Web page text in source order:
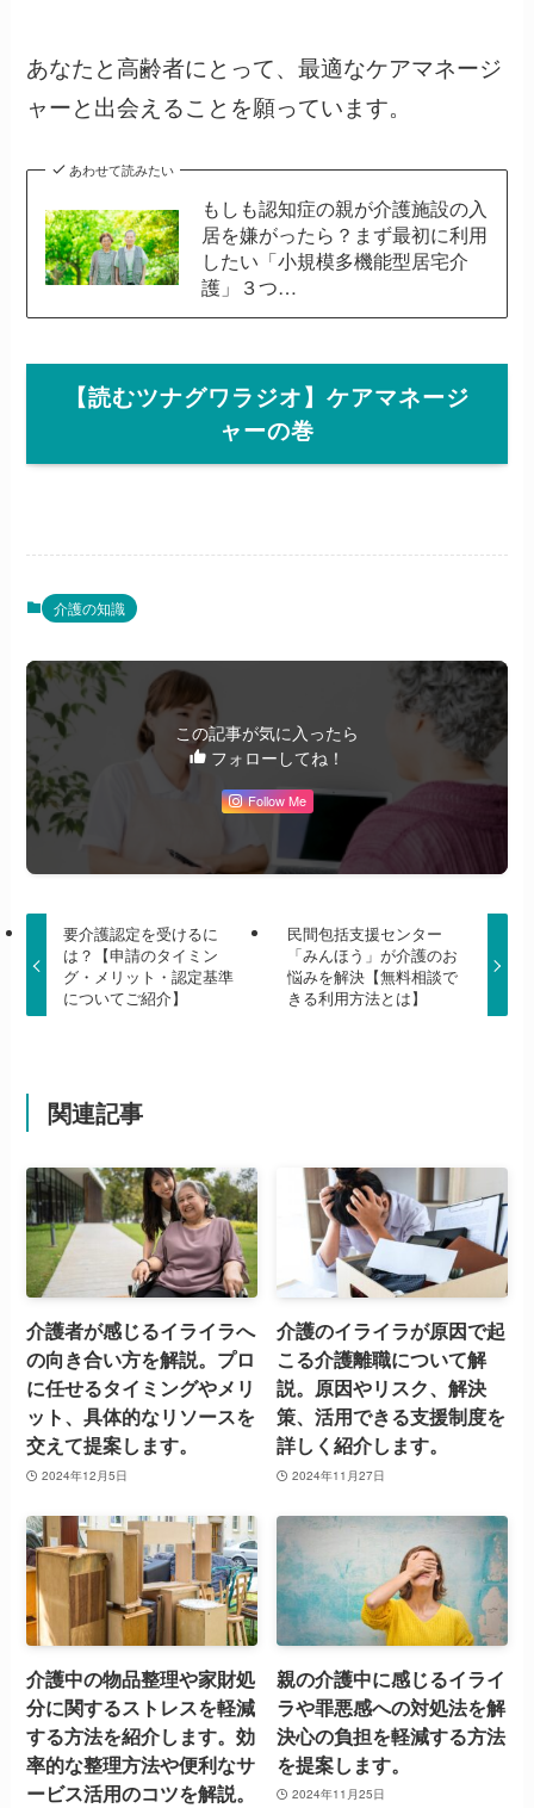
あなたと高齢者にとって、最適なケアマネージ
ャーと出会えることを願っています。
あわせて読みたい
もしも認知症の親が介護施設の入
居を嫌がったら？まず最初に利用
したい「小規模多機能型居宅介
護」３つ…
【読むツナグワラジオ】ケアマネージ
ャーの巻
介護の知識
この記事が気に入ったら
フォローしてね！
Follow Me
要介護認定を受けるに
は？【申請のタイミン
グ・メリット・認定基準
についてご紹介】
民間包括支援センター
「みんほう」が介護のお
悩みを解決【無料相談で
きる利用方法とは】
関連記事
介護者が感じるイライラへ
の向き合い方を解説。プロ
に任せるタイミングやメリ
ット、具体的なリソースを
交えて提案します。
2024年12月5日
介護のイライラが原因で起
こる介護離職について解
説。原因やリスク、解決
策、活用できる支援制度を
詳しく紹介します。
2024年11月27日
介護中の物品整理や家財処
分に関するストレスを軽減
する方法を紹介します。効
率的な整理方法や便利なサ
ービス活用のコツを解説。
親の介護中に感じるイライ
ラや罪悪感への対処法を解
決心の負担を軽減する方法
を提案します。
2024年11月25日